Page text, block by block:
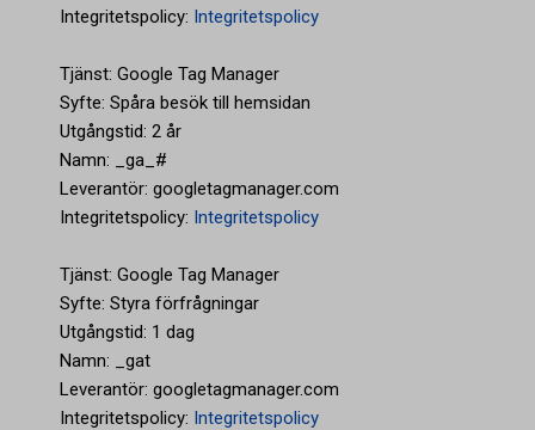
Integritetspolicy: Integritetspolicy
Tjänst: Google Tag Manager
Syfte: Spåra besök till hemsidan
Utgångstid: 2 år
Namn: _ga_#
Leverantör: googletagmanager.com
Integritetspolicy: Integritetspolicy
Tjänst: Google Tag Manager
Syfte: Styra förfrågningar
Utgångstid: 1 dag
Namn: _gat
Leverantör: googletagmanager.com
Integritetspolicy: Integritetspolicy